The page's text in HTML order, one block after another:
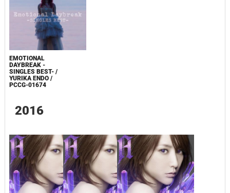
EMOTIONAL
DAYBREAK -
SINGLES BEST- /
YURIKA ENDO /
PCCG-01674
2016